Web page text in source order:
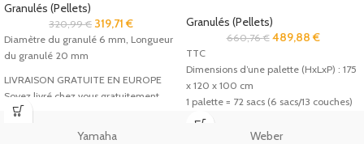
Granulés (Pellets)
320,99€ 319,71 €
Diamètre du granulé 6 mm, Longueur
du granulé 20 mm
LIVRAISON GRATUITE EN EUROPE
Soyez livré chez vous gratuitement.
EN STOCK
Vous pouvez commander autant que
Granulés (Pellets)
660,76€ 489,88 €
TTC
Dimensions d’une palette (HxLxP) : 175
x 120 x 100 cm
1 palette = 72 sacs (6 sacs/13 couches)
Production de chaleur optimum : Taux
d'humidité extrêmement faible (- de 8
Yamaha Weber